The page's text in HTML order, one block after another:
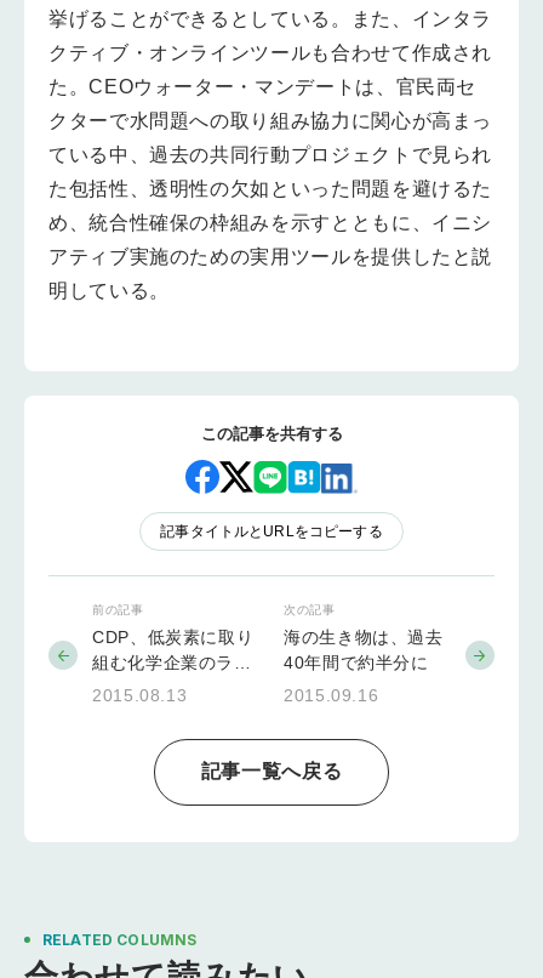
挙げることができるとしている。また、インタラ
クティブ・オンラインツールも合わせて作成され
た。CEOウォーター・マンデートは、官民両セ
クターで水問題への取り組み協力に関心が高まっ
ている中、過去の共同行動プロジェクトで見られ
た包括性、透明性の欠如といった問題を避けるた
め、統合性確保の枠組みを示すとともに、イニシ
アティブ実施のための実用ツールを提供したと説
明している。
この記事を共有する
記事タイトルとURLをコピーする
前の記事
CDP、低炭素に取り
組む化学企業のラン
キング評価を公表
2015.08.13
記事一覧へ戻る
次の記事
海の生き物は、過去
40年間で約半分に
2015.09.16
RELATED COLUMNS